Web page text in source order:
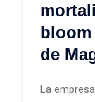
bloom
de
La